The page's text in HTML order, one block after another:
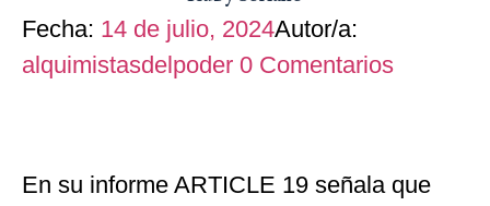
Fecha: 14 de julio, 2024Autor/a:
alquimistasdelpoder 0 Comentarios
En su informe ARTICLE 19 señala que